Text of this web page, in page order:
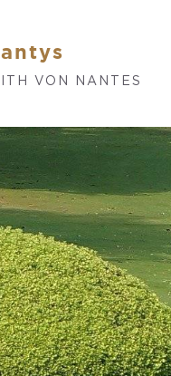
VON NANTES